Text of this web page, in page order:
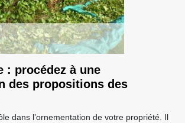
: procédez à une
des propositions des
dans l’ornementation de votre propriété. Il